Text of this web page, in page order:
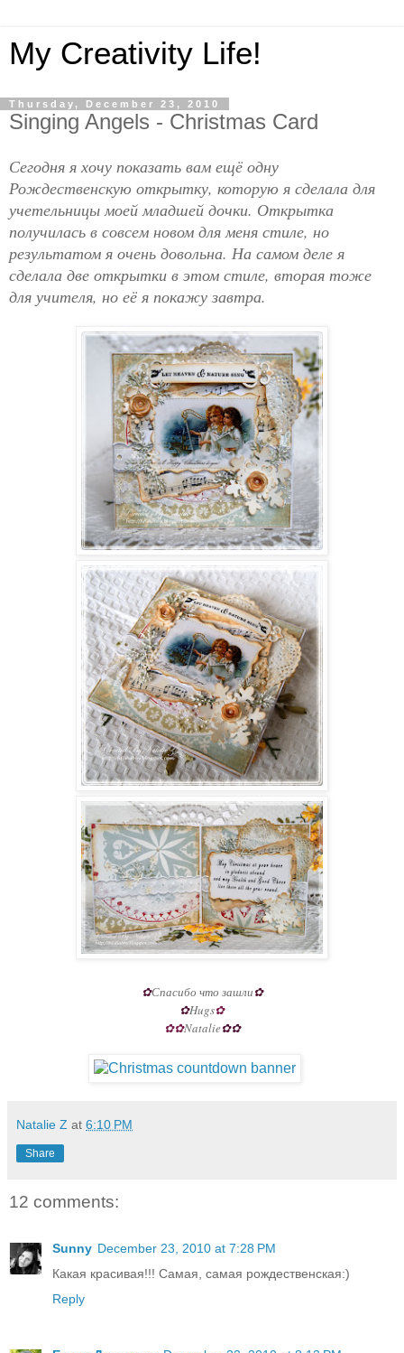
My Creativity Life!
Thursday, December 23, 2010
Singing Angels - Christmas Card
Сегодня я хочу показать вам ещё одну
Рождественскую открытку, которую я сделала для
учетельницы моей младшей дочки. Открытка
получилась в совсем новом для меня стиле, но
результатом я очень довольна. На самом деле я
сделала две открытки в этом стиле, вторая тоже
для учителя, но её я покажу завтра.
✿Спасибо что зашли✿
✿Hugs✿
✿✿Natalie✿✿
Natalie Z at 6:10 PM
Share
12 comments:
Sunny December 23, 2010 at 7:28 PM
Какая красивая!!! Самая, самая рождественская:)
Reply